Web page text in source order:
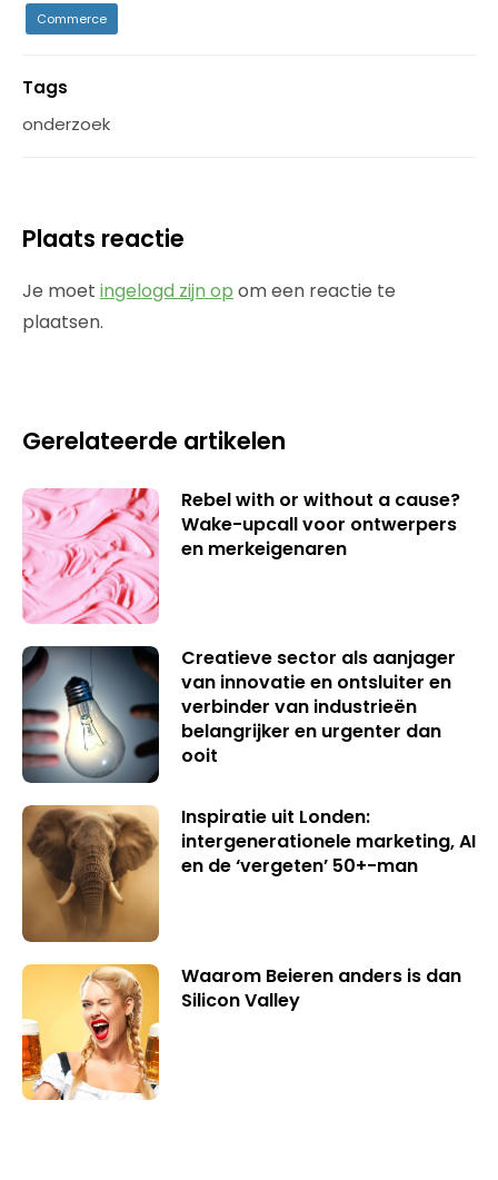
Commerce
Tags
onderzoek
Plaats reactie
Je moet ingelogd zijn op om een reactie te
plaatsen.
Gerelateerde artikelen
Rebel with or without a cause?
Wake-upcall voor ontwerpers
en merkeigenaren
Creatieve sector als aanjager
van innovatie en ontsluiter en
verbinder van industrieën
belangrijker en urgenter dan
ooit
Inspiratie uit Londen:
intergenerationele marketing, AI
en de ‘vergeten’ 50+-man
Waarom Beieren anders is dan
Silicon Valley